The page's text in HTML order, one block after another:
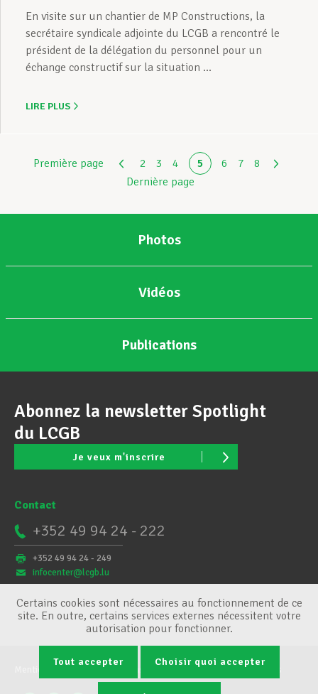
En visite sur un chantier de MP Constructions, la
secrétaire syndicale adjointe du LCGB a rencontré le
président de la délégation du personnel pour un
échange constructif sur la situation ...
LIRE PLUS
Première page 2 3 4 5 6 7
8
Dernière page
Photos
Vidéos
Publications
Abonnez la newsletter Spotlight
du LCGB
Je veux m'inscrire
Contact
+352 49 94 24 - 222
+352 49 94 24 - 249
infocenter@lcgb.lu
Conditions générales Gestion des cookies
Certains cookies sont nécessaires au fonctionnement de ce
site. En outre, certains services externes nécessitent votre
autorisation pour fonctionner.
Tout accepter Choisir quoi accepter